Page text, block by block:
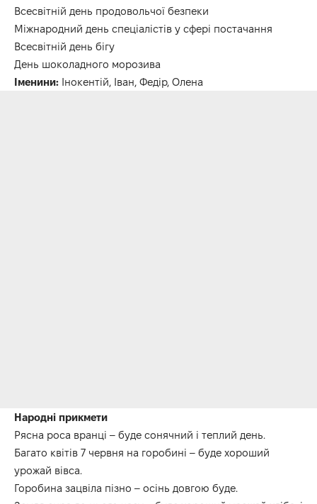
Всесвітній день продовольчої безпеки
Міжнародний день спеціалістів у сфері постачання
Всесвітній день бігу
День шоколадного морозива
Іменини: Інокентій, Іван, Федір, Олена
Народні прикмети
Рясна роса вранці – буде сонячний і теплий день.
Багато квітів 7 червня на горобині – буде хороший
урожай вівса.
Горобина зацвіла пізно – осінь довгою буде.